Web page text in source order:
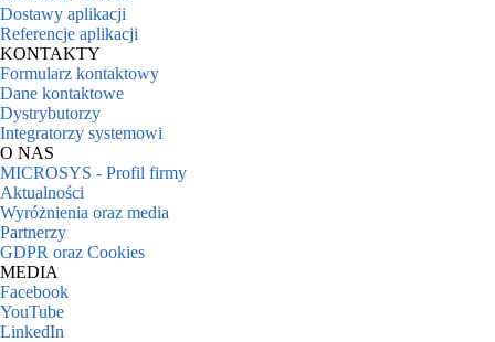
Dostawy aplikacji
Referencje aplikacji
KONTAKTY
Formularz kontaktowy
Dane kontaktowe
Dystrybutorzy
Integratorzy systemowi
O NAS
MICROSYS - Profil firmy
Aktualności
Wyróżnienia oraz media
Partnerzy
GDPR oraz Cookies
MEDIA
Facebook
YouTube
LinkedIn